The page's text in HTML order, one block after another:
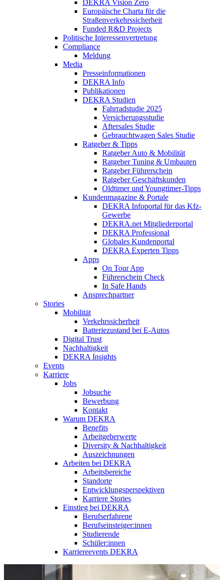
DEKRA Vision Zero
Europäische Charta für die
Straßenverkehrssicherheit
Funded R&D Projects
Politische Interessenvertretung
Compliance
Meldung
Media
Presseinformationen
DEKRA Info
Publikationen
DEKRA Studien
Fahrradstudie 2025
Versicherungsstudie
Aftersales Studie
Gebrauchtwagen Sales Studie
Ratgeber & Tipps
Ratgeber Auto & Mobilität
Ratgeber Tuning & Umbauten
Ratgeber Führerschein
Ratgeber Geschäftskunden
Oldtimer und Youngtimer-Tipps
Kundenmagazine & Portale
DEKRA Infoportal für das Kfz-
Gewerbe
DEKRA.net Mitgliederportal
DEKRA Professional
Globales Kundenportal
DEKRA Experten Tipps
Apps
On Tour App
Führerschein Check
In Safe Hands
Ansprechpartner
Stories
Mobilität
Verkehrssicherheit
Batteriezustand bei E-Autos
Digital Trust
Nachhaltigkeit
DEKRA Insights
Events
Karriere
Jobs
Jobsuche
Bewerbung
Kontakt
Warum DEKRA
Benefits
Arbeitgeberwerte
Diversity & Nachhaltigkeit
Auszeichnungen
Arbeiten bei DEKRA
Arbeitsbereiche
Standorte
Entwicklungsperspektiven
Karriere Stories
Einstieg bei DEKRA
Berufserfahrene
Berufseinsteiger:innen
Studierende
Schüler:innen
Karriereevents DEKRA